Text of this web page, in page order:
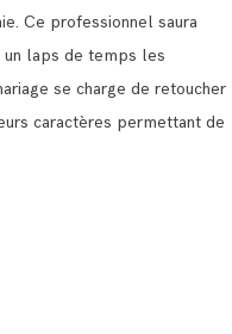
Ce professionnel saura
un laps de temps les
se charge de retoucher
caractères permettant de